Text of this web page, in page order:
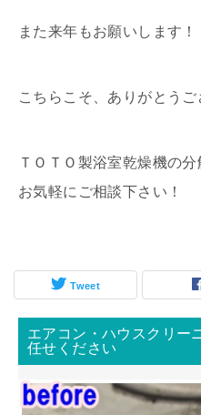
また来年もお願いします！
こちらこそ、ありがとうご
ＴＯＴＯ製浴室乾燥機の
お気軽にご相談下さい！
Tweet
エアコン・ハウスクリー
任せください